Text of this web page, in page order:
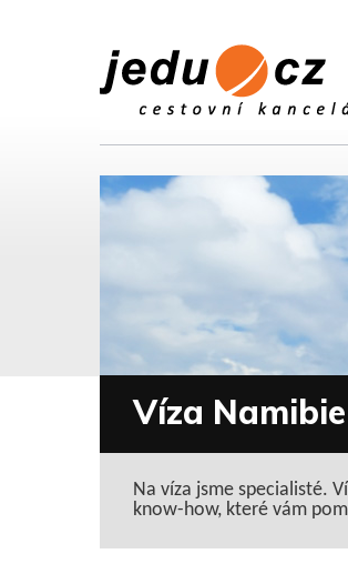
Víza Namibie
Na víza jsme specialisté.
know-how, které vám